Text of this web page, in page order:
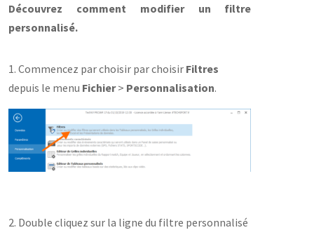
Découvrez comment modifier un filtre
personnalisé.
1. Commencez par choisir par choisir Filtres
depuis le menu Fichier> Personnalisation.
2. Double cliquez sur la ligne du filtre personnalisé